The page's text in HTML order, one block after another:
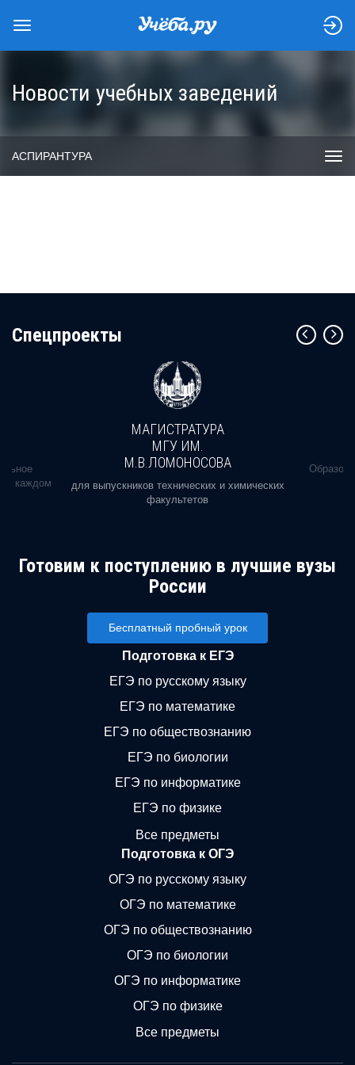
Новости учебных заведений
АСПИРАНТУРА
Cпецпроекты
в каждом
МАГИСТРАТУРА
МГУ ИМ.
М.В.ЛОМОНОСОВА
для выпускников технических и химических
факультетов
Готовим к поступлению в лучшие вузы
России
Бесплатный пробный урок
Подготовка к ЕГЭ
ЕГЭ по русскому языку
ЕГЭ по математике
ЕГЭ по обществознанию
ЕГЭ по биологии
ЕГЭ по информатике
ЕГЭ по физике
Все предметы
Подготовка к ОГЭ
ОГЭ по русскому языку
ОГЭ по математике
ОГЭ по обществознанию
ОГЭ по биологии
ОГЭ по информатике
ОГЭ по физике
Все предметы